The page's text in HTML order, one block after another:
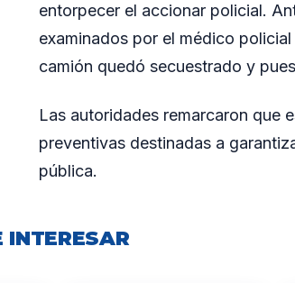
entorpecer el accionar policial.
examinados por el médico
camión quedó secuestrado y
Las autoridades remarcaron que
preventivas destinadas a
pública.
INTERESAR